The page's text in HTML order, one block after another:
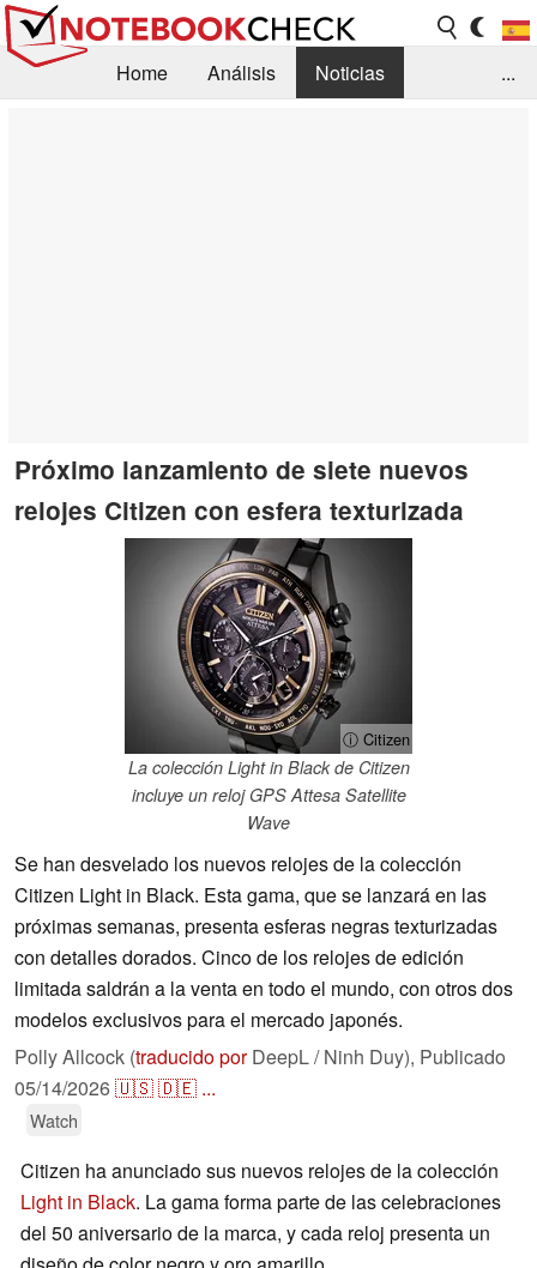
Home Análisis
Noticias
...
Próximo lanzamiento de siete nuevos
relojes Citizen con esfera texturizada
ⓘ Citizen
La colección Light in Black de Citizen
incluye un reloj GPS Attesa Satellite
Wave
Se han desvelado los nuevos relojes de la colección
Citizen Light in Black. Esta gama, que se lanzará en las
próximas semanas, presenta esferas negras texturizadas
con detalles dorados. Cinco de los relojes de edición
limitada saldrán a la venta en todo el mundo, con otros dos
modelos exclusivos para el mercado japonés.
Polly Allcock (traducido porDeepL / Ninh Duy), Publicado
05/14/2026🇺🇸🇩🇪 ...
Watch
Citizen ha anunciado sus nuevos relojes de la colección
Light in Black. La gama forma parte de las celebraciones
del 50 aniversario de la marca, y cada reloj presenta un